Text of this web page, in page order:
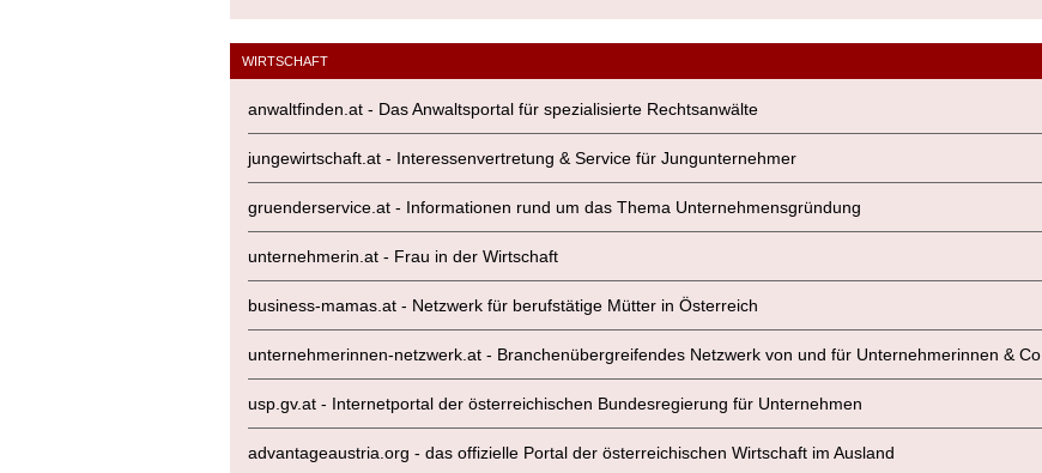
WIRTSCHAFT
anwaltfinden.at - Das Anwaltsportal für spezialisierte Rechtsanwälte
jungewirtschaft.at - Interessenvertretung & Service für Jungunternehmer
gruenderservice.at - Informationen rund um das Thema Unternehmensgründung
unternehmerin.at - Frau in der Wirtschaft
business-mamas.at - Netzwerk für berufstätige Mütter in Österreich
unternehmerinnen-netzwerk.at - Branchenübergreifendes Netzwerk von und für Unternehmerinnen & Co
usp.gv.at - Internetportal der österreichischen Bundesregierung für Unternehmen
advantageaustria.org - das offizielle Portal der österreichischen Wirtschaft im Ausland